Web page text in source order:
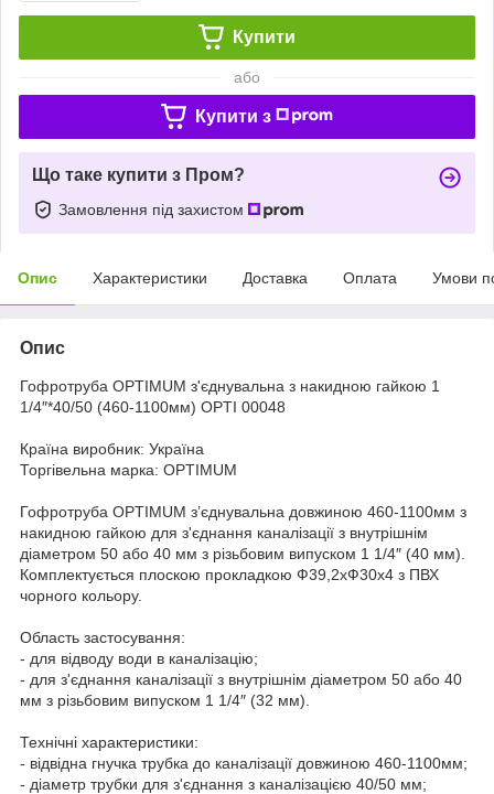
Купити
або
Купити з
Що таке купити з Пром?
Замовлення під захистом
Опис Характеристики Доставка Оплата Умови
Опис
Гофротруба OPTIMUM з'єднувальна з накидною гайкою 1
1/4″*40/50 (460-1100мм) OPTI 00048
Країна виробник: Україна
Торгівельна марка: OPTIMUM
Гофротруба OPTIMUM з’єднувальна довжиною 460-1100мм з
накидною гайкою для з'єднання каналізації з внутрішнім
діаметром 50 або 40 мм з різьбовим випуском 1 1/4″ (40 мм).
Комплектується плоскою прокладкою Ф39,2хФ30х4 з ПВХ
чорного кольору.
Область застосування:
- для відводу води в каналізацію;
- для з'єднання каналізації з внутрішнім діаметром 50 або 40
мм з різьбовим випуском 1 1/4″ (32 мм).
Технічні характеристики:
- відвідна гнучка трубка до каналізації довжиною 460-1100мм;
- діаметр трубки для з'єднання з каналізацією 40/50 мм;